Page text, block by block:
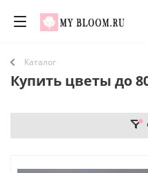
Каталог
Купить цветы до